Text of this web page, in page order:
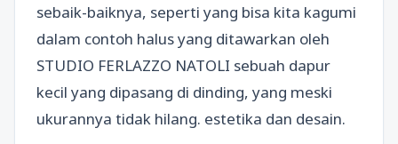
sebaik-baiknya, seperti yang bisa kita kagumi
dalam contoh halus yang ditawarkan oleh
STUDIO FERLAZZO NATOLI sebuah dapur
kecil yang dipasang di dinding, yang meski
ukurannya tidak hilang. estetika dan desain.